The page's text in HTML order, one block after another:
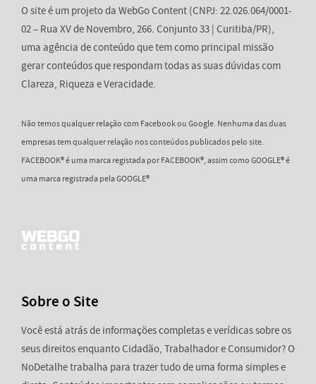
O site é um projeto da WebGo Content (CNPJ: 22.026.064/0001-
02 – Rua XV de Novembro, 266. Conjunto 33 | Curitiba/PR),
uma agência de conteúdo que tem como principal missão
gerar conteúdos que respondam todas as suas dúvidas com
Clareza, Riqueza e Veracidade.
Não temos qualquer relação com Facebook ou Google. Nenhuma das duas
empresas tem qualquer relação nos conteúdos publicados pelo site.
FACEBOOK® é uma marca registada por FACEBOOK®, assim como GOOGLE® é
uma marca registrada pela GOOGLE®
Sobre o Site
Você está atrás de informações completas e verídicas sobre os
seus direitos enquanto Cidadão, Trabalhador e Consumidor? O
NoDetalhe trabalha para trazer tudo de uma forma simples e